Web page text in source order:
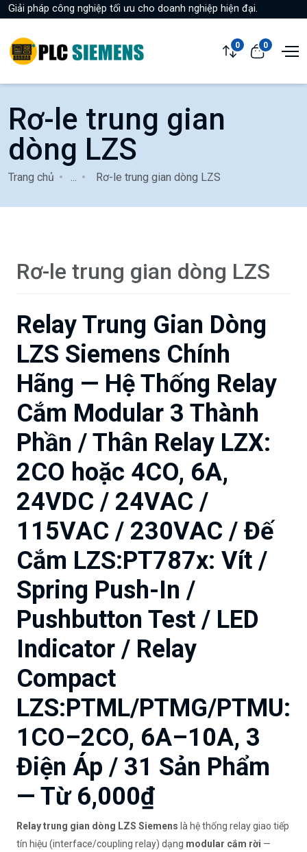
Giải pháp công nghiệp tối ưu cho doanh nghiệp hiện đại.
0 0
Rơ-le trung gian
dòng LZS
Trang chủ Rơ-le trung gian dòng LZS
Rơ-le trung gian dòng LZS
Relay Trung Gian Dòng
LZS Siemens Chính
Hãng — Hệ Thống Relay
Cắm Modular 3 Thành
Phần / Thân Relay LZX:
2CO hoặc 4CO, 6A,
24VDC / 24VAC /
115VAC / 230VAC / Đế
Cắm LZS:PT787x: Vít /
Spring Push-In /
Pushbutton Test / LED
Indicator / Relay
Compact
LZS:PTML/PTMG/PTMU:
1CO–2CO, 6A–10A, 3
Điện Áp / 31 Sản Phẩm
— Từ 6,000₫
Relay trung gian dòng LZS Siemens là hệ thống relay giao tiếp
tín hiệu (interface/coupling relay) dạng modular cắm rời —